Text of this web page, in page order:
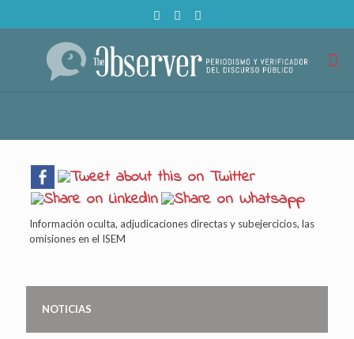
Información oculta, adjudicaciones directas y subejercicios, las
omisiones en el ISEM
NOTICIAS